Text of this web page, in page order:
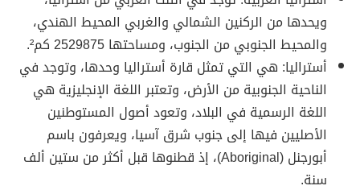
ويحدها من الركنين الشمالي والغربي المحيط الهندي،
والمحيط الجنوبي من الجنوب، ومساحتها 2529875 كم².
أستراليا: هي التي تمثل قارة أستراليا وحدها، وتوجد في
الناحية الجنوبية من الأرض، وتعتبر اللغة الإنجليزية هي
اللغة الرسمية في البلاد، وتعود أصول المستوطنين
الأصليين فيها إلى جنوب شرق آسيا، ويعرفون باسم
أبورجنل (Aboriginal)، إذ قطنوها قبل أكثر من ستين ألف
سنة.